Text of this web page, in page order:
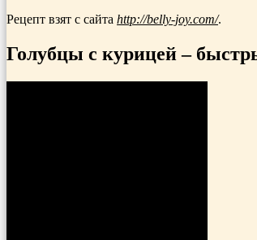
Рецепт взят с сайта http://belly-joy.com/.
Голубцы с курицей –